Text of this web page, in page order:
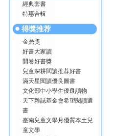
經典套書
特惠合輯
得獎推荐
金鼎獎
好書大家讀
開卷好書獎
兒童深耕閱讀推荐好書
滿天星閱讀優良圖書
文化部中小學生優良讀物
天下雜誌基金會希望閱讀選
書
臺南兒童文學月優質本土兒
童文學